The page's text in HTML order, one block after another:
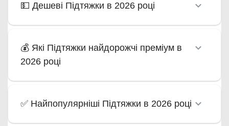
💵 Дешеві Підтяжки в 2026 році
💰 Які Підтяжки найдорожчі преміум в
2026 році
✅ Найпопулярніші Підтяжки в 2026 році